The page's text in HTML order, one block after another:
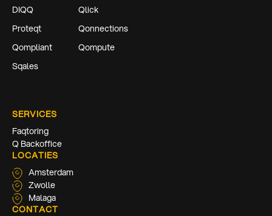
DIQQ
Qlick
Proteqt
Qonnections
Qompliant
Qompute
Sqales
SERVICES
Faqtoring
Q Backoffice
LOCATIES
Amsterdam
Zwolle
Malaga
CONTACT